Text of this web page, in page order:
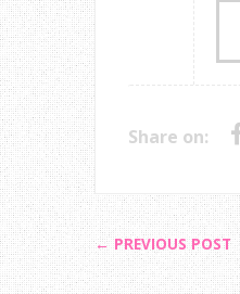
Share on:
← PREVIOUS POST